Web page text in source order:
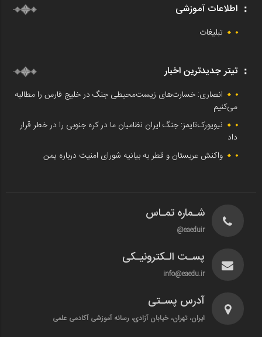
اطلاعات آموزشی
تبلیغات
تیتر جدیدترین اخبار
انصاری: خسارت‌های زیست‌محیطی جنگ در خلیج فارس را مطالبه‌
می‌کنیم
نیویورک‌تایمز: جنگ ایران نظامیان ما در کره جنوبی را در خطر قرار
داد
واکنش عربستان و قطر به بیانیه شورای امنیت درباره یمن
شـماره تمـاس
eaeduir@
پسـت الـکترونیـکی
info@eaedu.ir
آدرس پسـتی
ایران، تهران، خیابان آزادی، رسانه آموزشی آکادمی علمی